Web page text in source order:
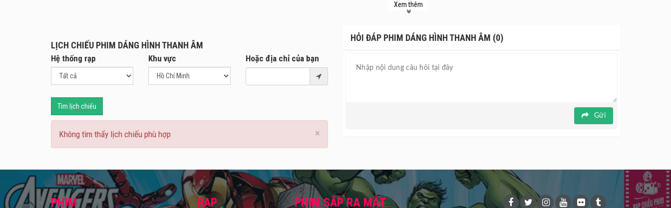
học, Shoya một lần nữa gặp lại Shoko, cậu quyết định bù đắp lại những tổn thương đã gây ra cho cô bạn thuở xưa. Tuy vậy,
Xem thêm
LỊCH CHIẾU PHIM DÁNG HÌNH THANH ÂM
Hệ thống rạp Khu vực Hoặc địa chỉ của bạn
Tìm lịch chiếu
×
Không tìm thấy lịch chiếu phù hợp
HỎI ĐÁP PHIM DÁNG HÌNH THANH ÂM (0)
Gửi
PHIM RẠP PHIM SẮP RA MẮT